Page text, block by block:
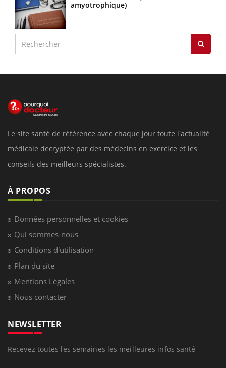
amyotrophique)
Le site santé de référence avec chaque jour toute l'actualité
médicale decryptée par des médecins en exercice et les
conseils des meilleurs spécialistes.
À PROPOS
Données personnelles et cookies
Qui sommes-nous
Conditions d'utilisation
Plan du site
Mentions Légales
Nous contacter
NEWSLETTER
Recevez toutes les semaines les meilleures infos santé